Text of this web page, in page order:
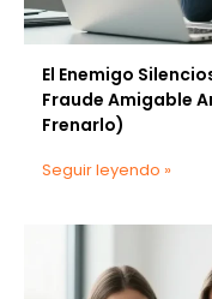
El Enemigo
Fraude Amigable
Frenarlo)
Seguir leyendo »